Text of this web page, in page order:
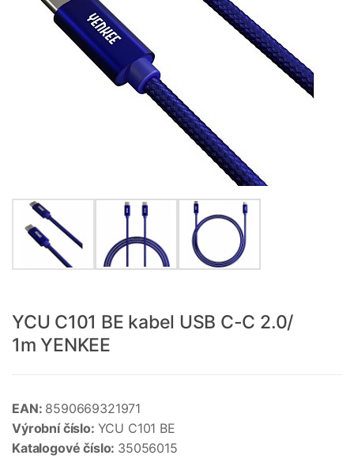
YCU C101 BE kabel USB C-C 2.0/
1m YENKEE
EAN: 8590669321971
Výrobní číslo: YCU C101 BE
Katalogové číslo: 35056015